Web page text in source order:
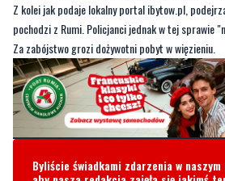
zdarzenia, policyjny technik zabezpieczył ślady.
nadzorem prokuratora. Również na jego polecenie
zabezpieczone do badań sekcyjnych- podają
Z kolei jak podaje lokalny portal ibytow.pl,
pochodzi z Rumi. Policjanci jednak w tej sprawie
Za zabójstwo grozi dożywotni pobyt w więzieniu.